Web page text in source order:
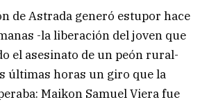
de Astrada generó estupor hace
-la liberación del joven que
el asesinato de un peón rural-
últimas horas un giro que la
Maikon Samuel Viera fue